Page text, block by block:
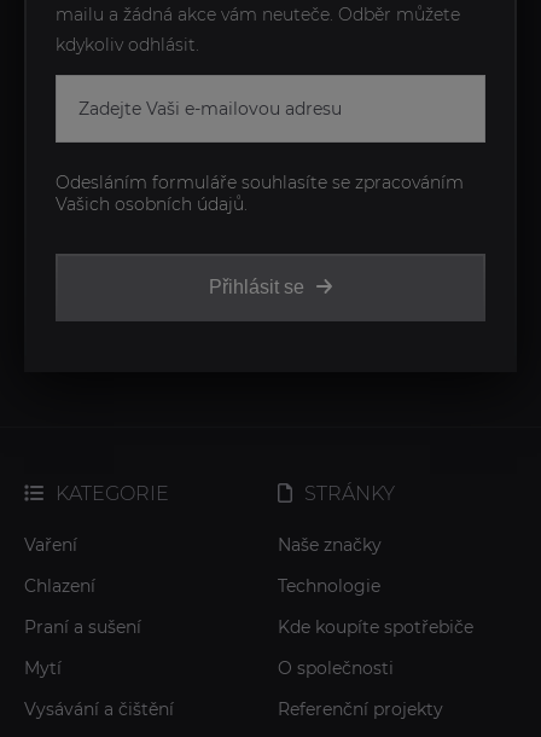
mailu a žádná akce vám neuteče. Odběr můžete
kdykoliv odhlásit.
Přihlásit se
Odesláním formuláře souhlasíte se zpracováním
Vašich osobních údajů.
KATEGORIE
Vaření
Chlazení
Praní a sušení
Mytí
Vysávání a čištění
STRÁNKY
Naše značky
Technologie
Kde koupíte spotřebiče
O společnosti
Referenční projekty